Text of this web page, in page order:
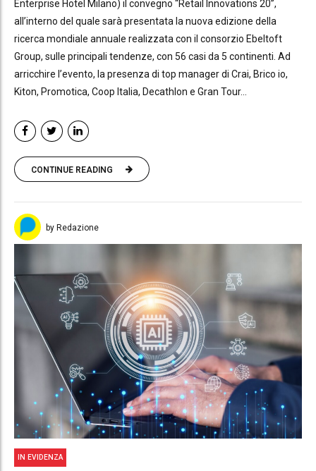
Enterprise Hotel Milano) il convegno “Retail Innovations 20”,
all’interno del quale sarà presentata la nuova edizione della
ricerca mondiale annuale realizzata con il consorzio Ebeltoft
Group, sulle principali tendenze, con 56 casi da 5 continenti. Ad
arricchire l’evento, la presenza di top manager di Crai, Brico io,
Kiton, Promotica, Coop Italia, Decathlon e Gran Tour...
CONTINUE READING
by Redazione
IN EVIDENZA